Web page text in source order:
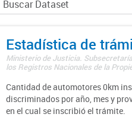
Estadística de
Ministerio de Justicia.
los Registros Nacionales de la
Cantidad de automotores 0km
discriminados por año, mes y
en el cual se inscribió el trámite.